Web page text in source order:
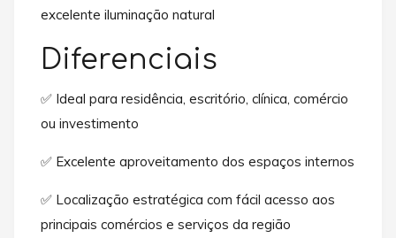
excelente iluminação natural
Diferenciais
✅ Ideal para residência, escritório, clínica, comércio
ou investimento
✅ Excelente aproveitamento dos espaços internos
✅ Localização estratégica com fácil acesso aos
principais comércios e serviços da região